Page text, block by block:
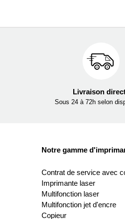
Livraison
Sous 24 à 72h selon
Notre gamme
Contrat de service avec
Imprimante laser
Multifonction laser
Multifonction jet d'encre
Copieur